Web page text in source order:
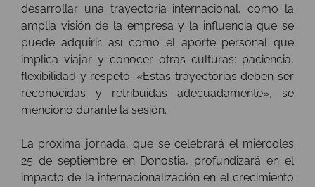
desarrollar una trayectoria internacional, como la
amplia visión de la empresa y la influencia que se
puede adquirir, así como el aporte personal que
implica viajar y conocer otras culturas: paciencia,
flexibilidad y respeto. «Estas trayectorias deben ser
reconocidas y retribuidas adecuadamente», se
mencionó durante la sesión.
La próxima jornada, que se celebrará el miércoles
25 de septiembre en Donostia, profundizará en el
impacto de la internacionalización en el crecimiento